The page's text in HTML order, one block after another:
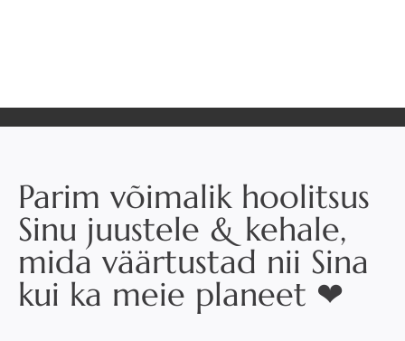
Parim võimalik hoolitsus
Sinu juustele & kehale,
mida väärtustad nii Sina
kui ka meie planeet ❤